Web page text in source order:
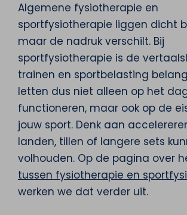
Algemene fysiotherapie en
sportfysiotherapie liggen dicht
maar de nadruk verschilt. Bij
sportfysiotherapie is de
trainen en sportbelasting
letten dus niet alleen op het
functioneren, maar ook op de
jouw sport. Denk aan
landen, tillen of langere sets
volhouden. Op de pagina over
tussen fysiotherapie en
werken we dat verder uit.